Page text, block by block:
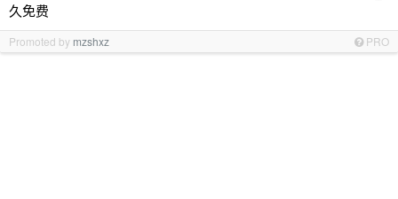
久免费
Promoted by mzshxz PRO